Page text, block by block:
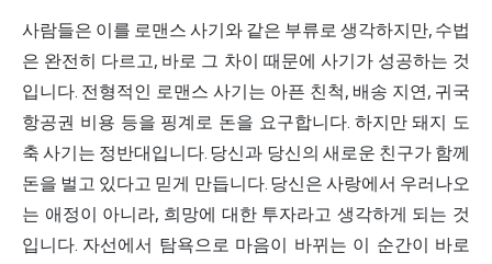
사람들은 이를 로맨스 사기와 같은 부류로 생각하지만, 수법
은 완전히 다르고, 바로 그 차이 때문에 사기가 성공하는 것
입니다. 전형적인 로맨스 사기는 아픈 친척, 배송 지연, 귀국
항공권 비용 등을 핑계로 돈을 요구합니다. 하지만 돼지 도
축 사기는 정반대입니다. 당신과 당신의 새로운 친구가 함께
돈을 벌고 있다고 믿게 만듭니다. 당신은 사랑에서 우러나오
는 애정이 아니라, 희망에 대한 투자라고 생각하게 되는 것
입니다. 자선에서 탐욕으로 마음이 바뀌는 이 순간이 바로